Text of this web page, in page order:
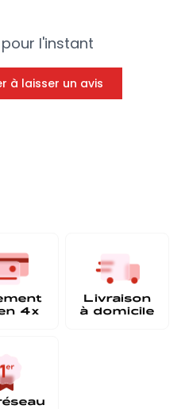
l'instant
à laisser un avis
4x
Livraison
à domicile